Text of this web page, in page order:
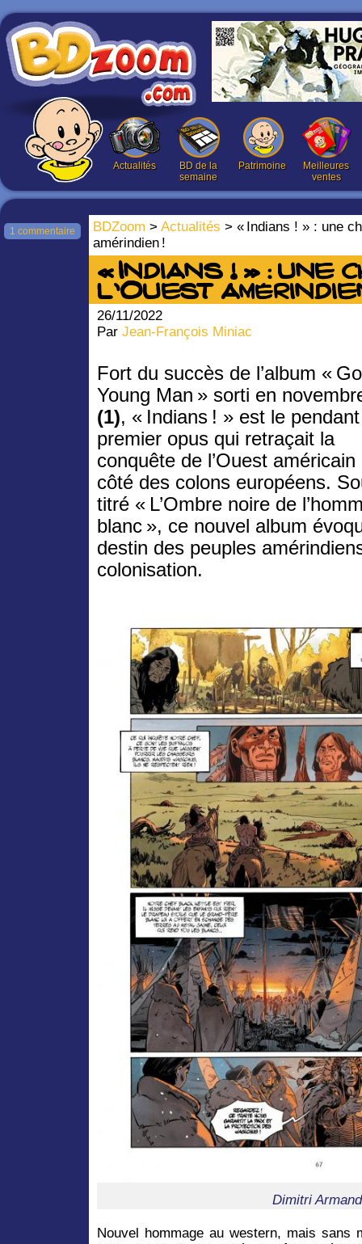
Actualités
BD de la
semaine
Patrimoine
Meilleures
ventes
BDZoom > Actualités > « Indians ! » : une
amérindien !
1 commentaire
« Indians ! » : une
l’Ouest
26/11/2022
Par Jean-François Miniac
Fort du succès de l’album «
Young Man » sorti en
(1), « Indians ! » est le
premier opus qui retraçait la
conquête de l’Ouest américain
côté des colons européens.
titré « L’Ombre noire de
blanc », ce nouvel album
destin des peuples
colonisation.
Dimitri
Nouvel hommage au western, mais sans